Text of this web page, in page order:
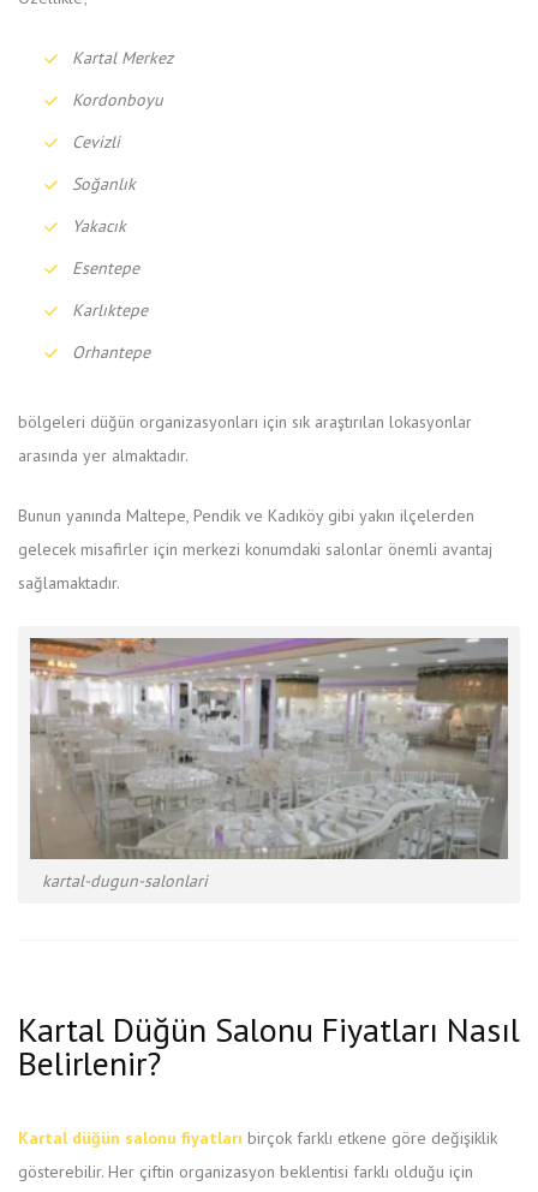
Kartal Merkez
Kordonboyu
Cevizli
Soğanlık
Yakacık
Esentepe
Karlıktepe
Orhantepe
bölgeleri düğün organizasyonları için sık araştırılan lokasyonlar
arasında yer almaktadır.
Bunun yanında Maltepe, Pendik ve Kadıköy gibi yakın ilçelerden
gelecek misafirler için merkezi konumdaki salonlar önemli avantaj
sağlamaktadır.
kartal-dugun-salonlari
Kartal Düğün Salonu Fiyatları Nasıl
Belirlenir?
Kartal düğün salonu fiyatları birçok farklı etkene göre değişiklik
gösterebilir. Her çiftin organizasyon beklentisi farklı olduğu için